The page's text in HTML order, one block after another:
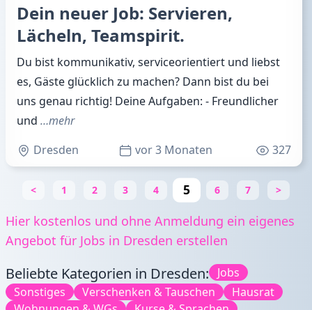
Dein neuer Job: Servieren,
Lächeln, Teamspirit.
Du bist kommunikativ, serviceorientiert und liebst
es, Gäste glücklich zu machen? Dann bist du bei
uns genau richtig! Deine Aufgaben: - Freundlicher
und …mehr
Dresden
vor 3 Monaten 327
< 1 2 3 4 5 6 7 >
Hier kostenlos und ohne Anmeldung ein eigenes
Angebot für Jobs in Dresden erstellen
Beliebte Kategorien in Dresden:
Jobs
Sonstiges
Verschenken & Tauschen
Hausrat